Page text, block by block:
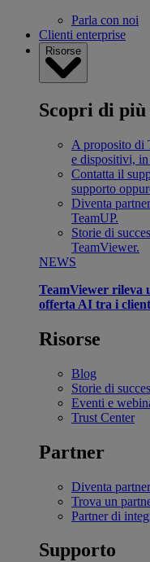
Parla con noi
Clienti enterprise
Risorse
Scopri di più
A proposito di
e dispositivi, in
Contatta il
supporto
Diventa partner
TeamUP.
Storie di
TeamViewer.
NEWS
TeamViewer rileva
offerta AI tra i
Risorse
Blog
Storie di
Eventi e
Trust Center
Partner
Diventa partner
Trova un
Partner di
Supporto